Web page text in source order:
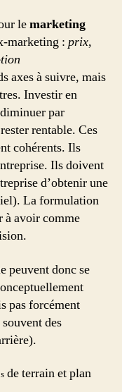
lemarketing
marketing : prix,
axes à suivre, mais
Investir en
par
rentable. Ces
cohérents. Ils
Ils doivent
d’obtenir une
La formulation
à avoir comme
peuvent donc se
pas forcément
des
de terrain et plan